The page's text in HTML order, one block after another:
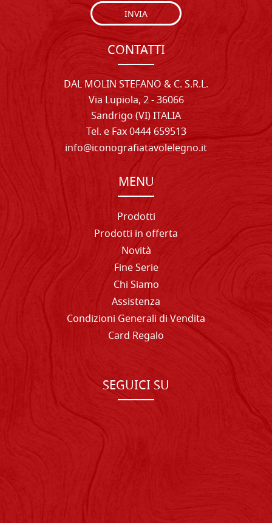
INVIA
CONTATTI
DAL MOLIN STEFANO & C. S.R.L.
Via Lupiola, 2 - 36066
Sandrigo (VI) ITALIA
Tel. e Fax 0444 659513
info@iconografiatavolelegno.it
MENU
Prodotti
Prodotti in offerta
Novità
Fine Serie
Chi Siamo
Assistenza
Condizioni Generali di Vendita
Card Regalo
SEGUICI SU